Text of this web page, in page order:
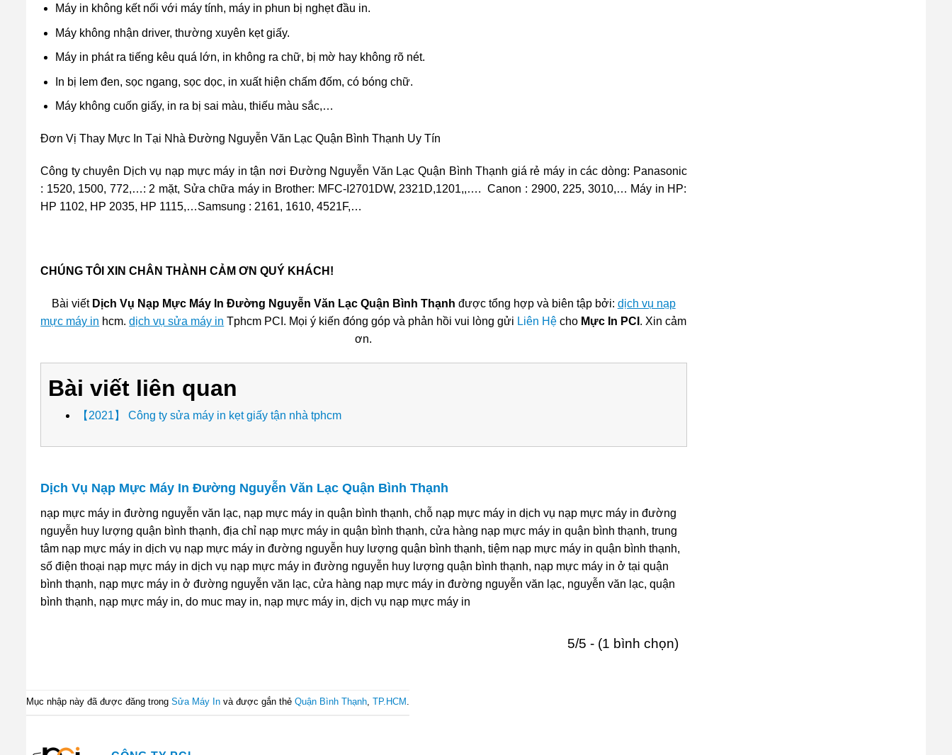
Máy in không kết nối với máy tính, máy in phun bị nghẹt đầu in.
Máy không nhận driver, thường xuyên kẹt giấy.
Máy in phát ra tiếng kêu quá lớn, in không ra chữ, bị mờ hay không rõ nét.
In bị lem đen, sọc ngang, sọc dọc, in xuất hiện chấm đốm, có bóng chữ.
Máy không cuốn giấy, in ra bị sai màu, thiếu màu sắc,…
Đơn Vị Thay Mực In Tại Nhà Đường Nguyễn Văn Lạc Quận Bình Thạnh Uy Tín
Công ty chuyên Dịch vụ nạp mực máy in tận nơi Đường Nguyễn Văn Lạc Quận Bình Thạnh giá rẻ máy in các dòng: Panasonic
: 1520, 1500, 772,…: 2 mặt, Sửa chữa máy in Brother: MFC-I2701DW, 2321D,1201,,…. Canon : 2900, 225, 3010,… Máy in HP:
HP 1102, HP 2035, HP 1115,…Samsung : 2161, 1610, 4521F,…
CHÚNG TÔI XIN CHÂN THÀNH CẢM ƠN QUÝ KHÁCH!
Bài viết Dịch Vụ Nạp Mực Máy In Đường Nguyễn Văn Lạc Quận Bình Thạnh được tổng hợp và biên tập bởi: dịch vụ nạp
mực máy in hcm.dịch vụ sửa máy in Tphcm PCI. Mọi ý kiến đóng góp và phản hồi vui lòng gửi Liên Hệ cho Mực In PCI . Xin cảm
ơn.
Bài viết liên quan
【2021】 Công ty sửa máy in kẹt giấy tận nhà tphcm
Dịch Vụ Nạp Mực Máy In Đường Nguyễn Văn Lạc Quận Bình Thạnh
nạp mực máy in đường nguyễn văn lạc, nạp mực máy in quận bình thạnh, chỗ nạp mực máy in dịch vụ nạp mực máy in đường
nguyễn huy lượng quận bình thạnh, địa chỉ nạp mực máy in quận bình thạnh, cửa hàng nạp mực máy in quận bình thạnh, trung
tâm nạp mực máy in dịch vụ nạp mực máy in đường nguyễn huy lượng quận bình thạnh, tiệm nạp mực máy in quận bình thạnh,
số điện thoại nạp mực máy in dịch vụ nạp mực máy in đường nguyễn huy lượng quận bình thạnh, nạp mực máy in ở tại quận
bình thạnh, nạp mực máy in ở đường nguyễn văn lạc, cửa hàng nạp mực máy in đường nguyễn văn lạc, nguyễn văn lạc, quận
bình thạnh, nạp mực máy in, do muc may in, nạp mực máy in, dịch vụ nạp mực máy in
5/5 - (1 bình chọn)
Mục nhập này đã được đăng trong Sửa Máy In và được gắn thẻ Quận Bình Thạnh, TP.HCM .